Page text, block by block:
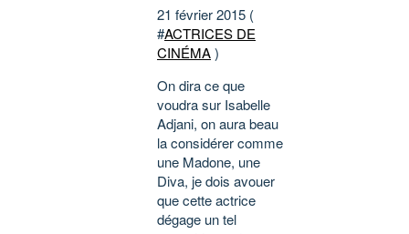
21 février 2015 (
#ACTRICES DE
CINÉMA)
On dira ce que
voudra sur Isabelle
Adjani, on aura beau
la considérer comme
une Madone, une
Diva, je dois avouer
que cette actrice
dégage un tel